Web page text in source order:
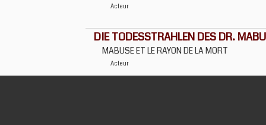
Acteur
DIE TODESSTRAHLEN DES DR.
MABUSE ET LE RAYON DE LA MORT
Acteur